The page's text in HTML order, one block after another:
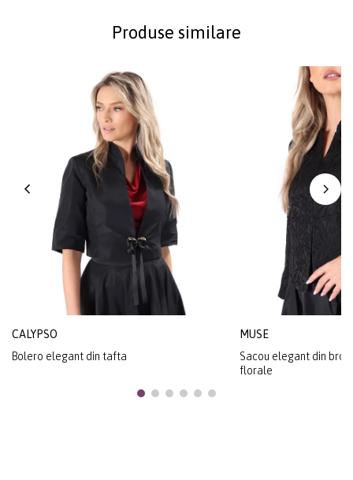
Produse similare
CALYPSO
Bolero elegant din tafta
MUSE
Sacou elegant din
florale